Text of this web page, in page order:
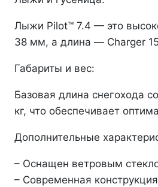
Лыжи Pilot™ 7.4 — это
38 мм, а длина — Charger
Габариты и вес:
Базовая длина снегохода
кг, что обеспечивает
Дополнительные
– Оснащен ветровым
– Современная